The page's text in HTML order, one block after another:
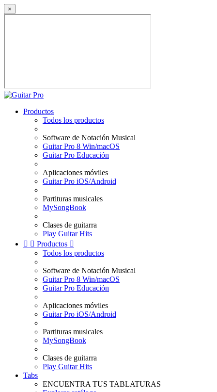
×
Productos
Todos los productos
Software de Notación Musical
Guitar Pro 8 Win/macOS
Guitar Pro Educación
Aplicaciones móviles
Guitar Pro iOS/Android
Partituras musicales
MySongBook
Clases de guitarra
Play Guitar Hits
  Productos 
Todos los productos
Software de Notación Musical
Guitar Pro 8 Win/macOS
Guitar Pro Educación
Aplicaciones móviles
Guitar Pro iOS/Android
Partituras musicales
MySongBook
Clases de guitarra
Play Guitar Hits
Tabs
ENCUENTRA TUS TABLATURAS